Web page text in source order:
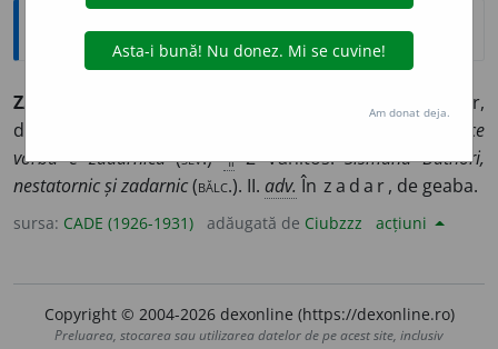
Explicative DEX
ZAD
1 Fără folos, nefolositor,
deșert:
muncă ~ă; cu un om îndărătnic ca d-ta, ori-și-ce
vorbă e zadarnică(SLV.)¶2 Vanitos:Sismund Bathori,
nestatornic și zadarnic(BĂLC.). II. adv. În zadar, de geaba.
sursa: CADE (1926-1931) adăugată de Ciubzzz acțiuni
Copyright © 2004-2026 dexonline (https://dexonline.ro)
Preluarea, stocarea sau utilizarea datelor de pe acest site, inclusiv
Am donat deja.